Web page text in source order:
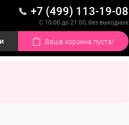
+7 (499) 113-19-08
С 10:00 до 21:00, без выходных
Ваша корзина пуста!